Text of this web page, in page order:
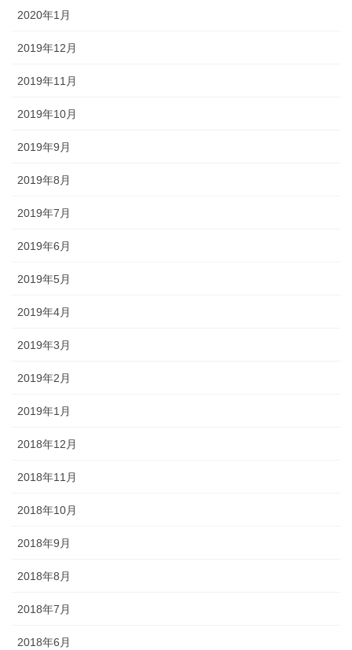
2020年1月
2019年12月
2019年11月
2019年10月
2019年9月
2019年8月
2019年7月
2019年6月
2019年5月
2019年4月
2019年3月
2019年2月
2019年1月
2018年12月
2018年11月
2018年10月
2018年9月
2018年8月
2018年7月
2018年6月